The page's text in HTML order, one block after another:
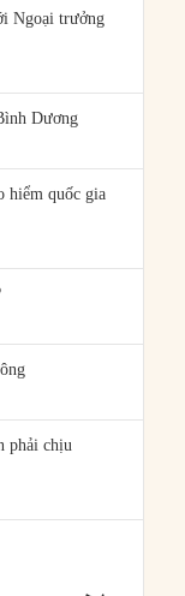
Ngoại trưởng
Dương
hiểm quốc gia
phải chịu